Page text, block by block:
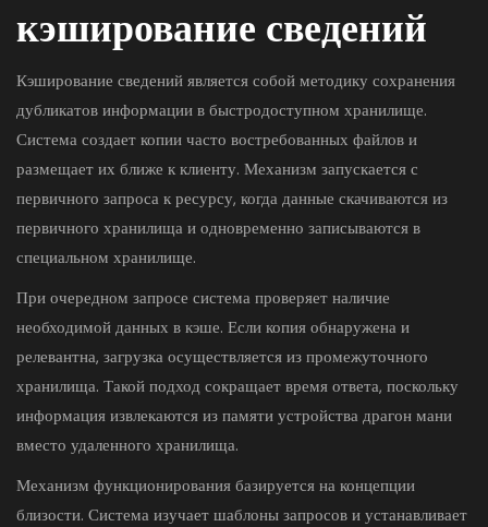
кэширование сведений
Кэширование сведений является собой методику сохранения
дубликатов информации в быстродоступном хранилище.
Система создает копии часто востребованных файлов и
размещает их ближе к клиенту. Механизм запускается с
первичного запроса к ресурсу, когда данные скачиваются из
первичного хранилища и одновременно записываются в
специальном хранилище.
При очередном запросе система проверяет наличие
необходимой данных в кэше. Если копия обнаружена и
релевантна, загрузка осуществляется из промежуточного
хранилища. Такой подход сокращает время ответа, поскольку
информация извлекаются из памяти устройства драгон мани
вместо удаленного хранилища.
Механизм функционирования базируется на концепции
близости. Система изучает шаблоны запросов и устанавливает